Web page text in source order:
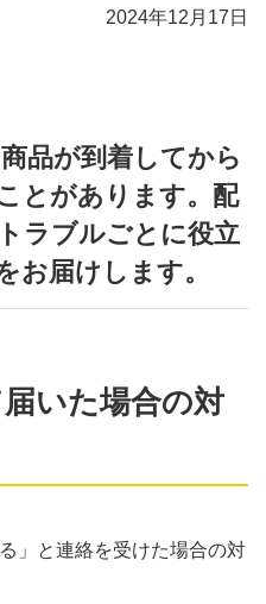
2024年12月17日
品が到着してから
とがあります。配
ラブルごとに役立
お届けします。
いた場合の対
」と連絡を受けた場合の対